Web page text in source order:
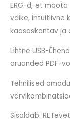
ERG-d, et
väike, intuitiivne
kaasaskantav ja
Lihtne USB-
aruanded PDF-
Tehnilised
Sisaldab: